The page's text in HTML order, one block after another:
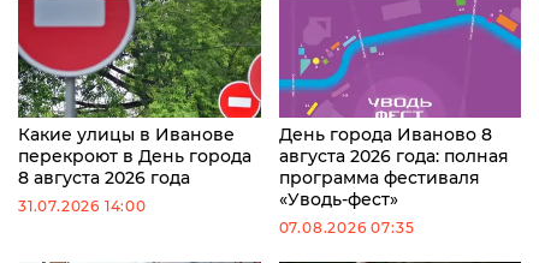
Какие улицы в Иванове
перекроют в День города
8 августа 2026 года
31.07.2026 14:00
День города Иваново 8
августа 2026 года: полная
программа фестиваля
«Уводь-фест»
07.08.2026 07:35